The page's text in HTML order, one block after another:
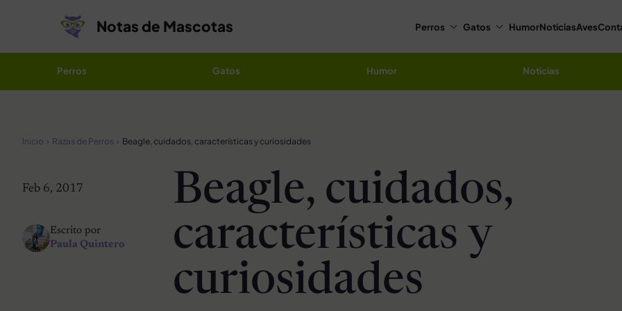
Notas de Mascotas Perros Gatos HumorNoticiasAves
Perros Gatos Humor Noticias
Inicio Razas de Perros Beagle, cuidados, características y curiosidades
Feb 6, 2017
Escrito por
Paula Quintero
Beagle, cuidados,
características y
curiosidades